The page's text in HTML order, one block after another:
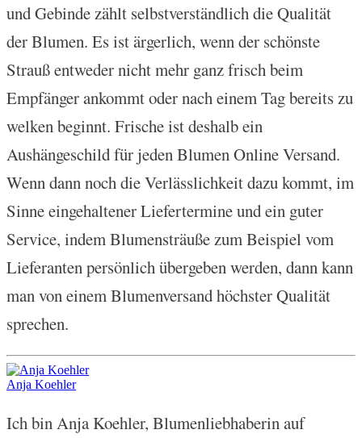
und Gebinde zählt selbstverständlich die Qualität
der Blumen. Es ist ärgerlich, wenn der schönste
Strauß entweder nicht mehr ganz frisch beim
Empfänger ankommt oder nach einem Tag bereits zu
welken beginnt. Frische ist deshalb ein
Aushängeschild für jeden Blumen Online Versand.
Wenn dann noch die Verlässlichkeit dazu kommt, im
Sinne eingehaltener Liefertermine und ein guter
Service, indem Blumensträuße zum Beispiel vom
Lieferanten persönlich übergeben werden, dann kann
man von einem Blumenversand höchster Qualität
sprechen.
Anja Koehler
Ich bin Anja Koehler, Blumenliebhaberin auf